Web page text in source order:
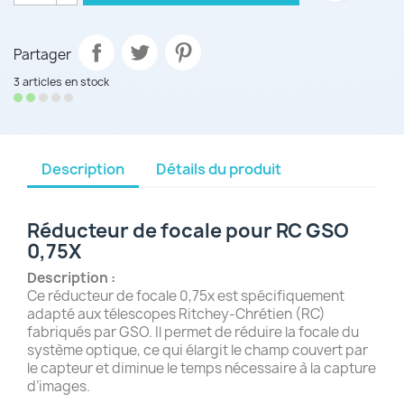
Partager
3 articles en stock
Description Détails du produit
Réducteur de focale pour RC GSO
0,75X
Description :
Ce réducteur de focale 0,75x est spécifiquement
adapté aux télescopes Ritchey-Chrétien (RC)
fabriqués par GSO. Il permet de réduire la focale du
système optique, ce qui élargit le champ couvert par
le capteur et diminue le temps nécessaire à la capture
d’images.